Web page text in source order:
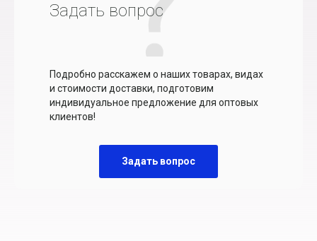
Задать вопрос
Подробно расскажем о наших товарах, видах
и стоимости доставки, подготовим
индивидуальное предложение для оптовых
клиентов!
Задать вопрос